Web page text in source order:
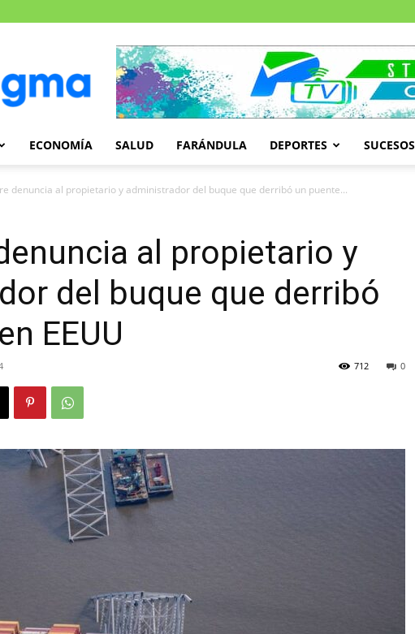
ECONOMÍA SALUD FARÁNDULA DEPORTES SUCESOS
denuncia al propietario y administrador del buque que derribó un puente...
al propietario y
del buque que derribó
EEUU
0
712